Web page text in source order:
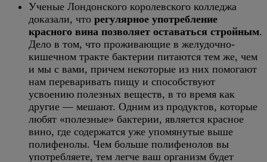
Ученые Лондонского королевского колледжа
доказали, что регулярное употребление
красного вина позволяет оставаться стройным.
Дело в том, что проживающие в желудочно-
кишечном тракте бактерии питаются тем же, чем
и мы с вами, причем некоторые из них помогают
нам переваривать пищу и способствуют
усвоению полезных веществ, в то время как
другие — мешают. Одним из продуктов, которые
любят «полезные» бактерии, является красное
вино, где содержатся уже упомянутые выше
полифенолы. Чем больше полифенолов вы
употребляете, тем легче ваш организм будет